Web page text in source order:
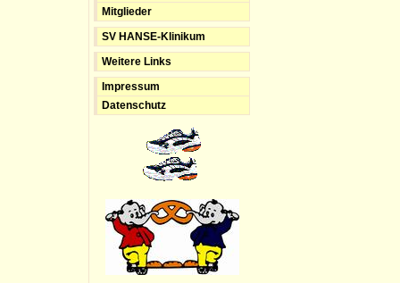
Mitglieder
SV HANSE-Klinikum
Weitere Links
Impressum
Datenschutz